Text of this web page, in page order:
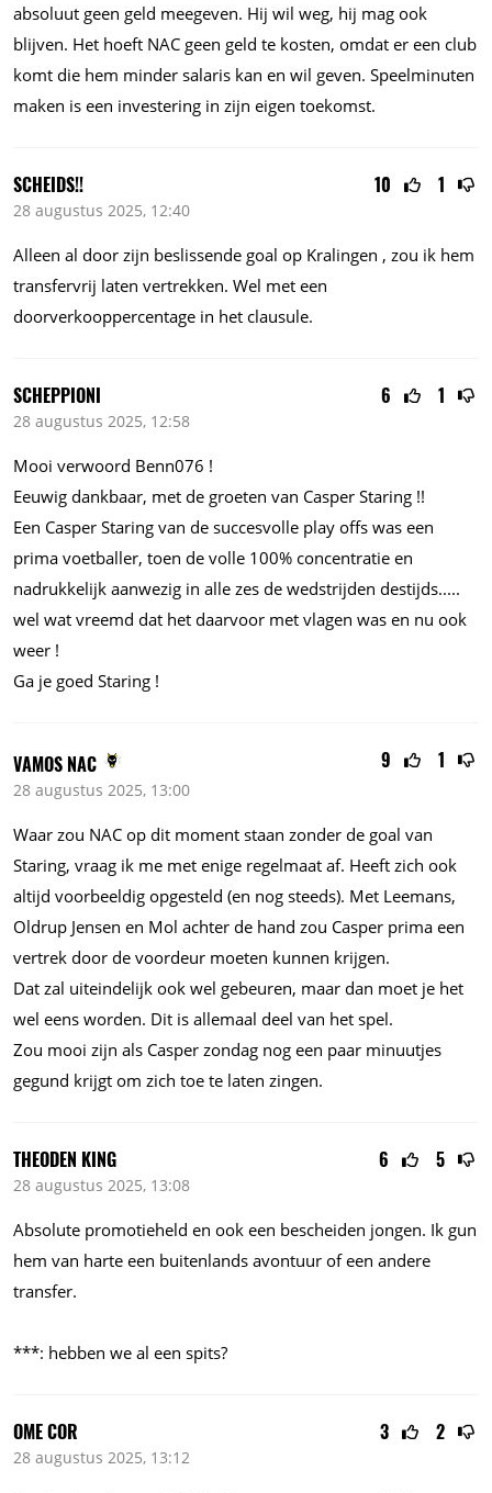
absoluut geen geld meegeven. Hij wil weg, hij mag ook
blijven. Het hoeft NAC geen geld te kosten, omdat er een club
komt die hem minder salaris kan en wil geven. Speelminuten
maken is een investering in zijn eigen toekomst.
10 1
SCHEIDS!!
28 augustus 2025, 12:40
Alleen al door zijn beslissende goal op Kralingen , zou ik hem
transfervrij laten vertrekken. Wel met een
doorverkooppercentage in het clausule.
6 1
SCHEPPIONI
28 augustus 2025, 12:58
Mooi verwoord Benn076 !
Eeuwig dankbaar, met de groeten van Casper Staring !!
Een Casper Staring van de succesvolle play offs was een
prima voetballer, toen de volle 100% concentratie en
nadrukkelijk aanwezig in alle zes de wedstrijden destijds.....
wel wat vreemd dat het daarvoor met vlagen was en nu ook
weer !
Ga je goed Staring !
9 1
VAMOS NAC
28 augustus 2025, 13:00
Waar zou NAC op dit moment staan zonder de goal van
Staring, vraag ik me met enige regelmaat af. Heeft zich ook
altijd voorbeeldig opgesteld (en nog steeds). Met Leemans,
Oldrup Jensen en Mol achter de hand zou Casper prima een
vertrek door de voordeur moeten kunnen krijgen.
Dat zal uiteindelijk ook wel gebeuren, maar dan moet je het
wel eens worden. Dit is allemaal deel van het spel.
Zou mooi zijn als Casper zondag nog een paar minuutjes
gegund krijgt om zich toe te laten zingen.
6 5
THEODEN KING
28 augustus 2025, 13:08
Absolute promotieheld en ook een bescheiden jongen. Ik gun
hem van harte een buitenlands avontuur of een andere
transfer.
***: hebben we al een spits?
3 2
OME COR
28 augustus 2025, 13:12